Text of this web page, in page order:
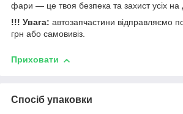
фари — це твоя безпека та захист усіх на
!!! Увага: автозапчастини відправляємо
грн або самовивіз.
Приховати
Спосіб упаковки